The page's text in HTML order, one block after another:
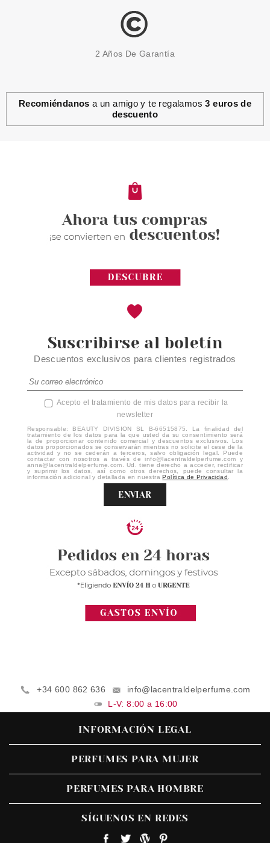
CATRICE
4.60€
2 Años De Garantía
Recomiéndanos a un amigo y te regalamos3 euros de
descuento
Suscribirse al boletín
Descuentos exclusivos para clientes registrados
Acepto el tratamiento de mis datos para recibir la
newsletter
Responsable: BEAUTY DIVISION SL B-66515875. La finalidad del
tratamiento de los datos para la que usted da su consentimiento será
la de proporcionar contenido comercial y descuentos exclusivos. Los
datos proporcionados se conservarán mientras no solicite el cese de la
actividad y no se cederán a terceros, salvo obligación legal. Puede
contactar con nosotros a través de info@lacentraldelperfume.com y
anna@lacentraldelperfume.com. Ud. tiene derecho a acceder, rectificar
y suprimir los datos, así como otros derechos, puede consultar la
información adicional y detallada en nuestraPolítica de Privacidad
ENVIAR
+34 600 862 636
info@lacentraldelperfume.com
L-V: 8:00 a 16:00
INFORMACIÓN LEGAL
PERFUMES PARA MUJER
PERFUMES PARA HOMBRE
SÍGUENOS EN REDES